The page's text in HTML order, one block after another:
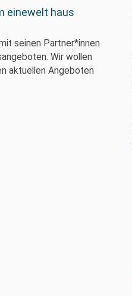
einewelt haus
seinen Partner*innen
Wir wollen
aktuellen Angeboten